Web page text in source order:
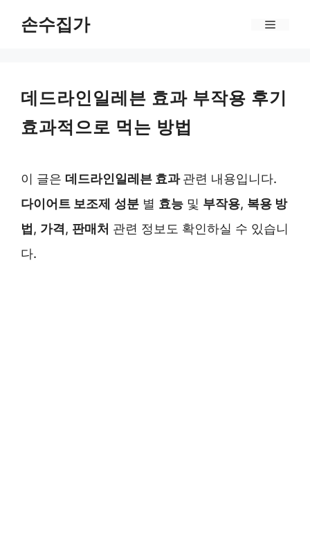
손수집가 Menu
데드라인일레븐 효과 부작용 후기
효과적으로 먹는 방법
이 글은 데드라인일레븐 효과관련 내용입니다.
다이어트 보조제 성분 별 효능 및 부작용, 복용 방
법 , 가격 , 판매처 관련 정보도 확인하실 수 있습니
다.